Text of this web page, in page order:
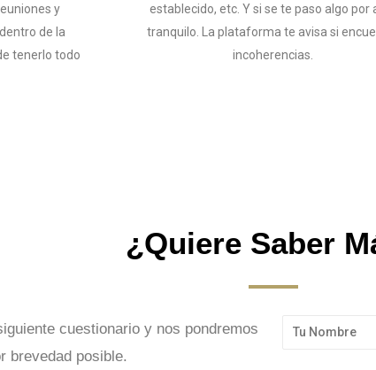
y
de la
tenerlo todo
establecido, etc. Y si se te paso algo por
tranquilo. La plataforma te avisa si
incoherencias.
¿Quiere Saber
cuestionario y nos pondremos
brevedad posible.